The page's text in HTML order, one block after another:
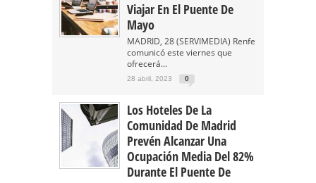
Viajar En El Puente De
Mayo
MADRID, 28 (SERVIMEDIA) Renfe
comunicó este viernes que
ofrecerá...
28 abril, 2023 0
Los Hoteles De La
Comunidad De Madrid
Prevén Alcanzar Una
Ocupación Media Del 82%
Durante El Puente De